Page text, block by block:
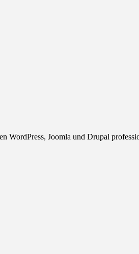
WordPress, Joomla und Drupal